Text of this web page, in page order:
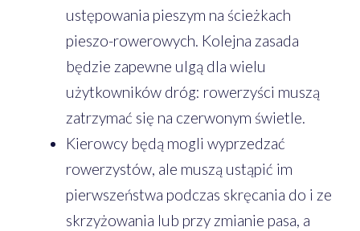
ustępowania pieszym na ścieżkach
pieszo-rowerowych. Kolejna zasada
będzie zapewne ulgą dla wielu
użytkowników dróg: rowerzyści muszą
zatrzymać się na czerwonym świetle.
Kierowcy będą mogli wyprzedzać
rowerzystów, ale muszą ustąpić im
pierwszeństwa podczas skręcania do i ze
skrzyżowania lub przy zmianie pasa, a